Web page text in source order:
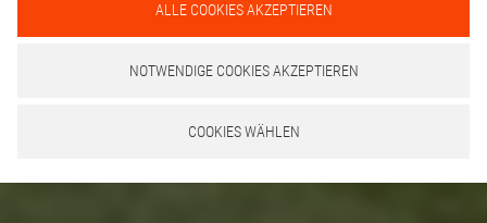
ALLE COOKIES AKZEPTIEREN
NOTWENDIGE COOKIES AKZEPTIEREN
COOKIES WÄHLEN